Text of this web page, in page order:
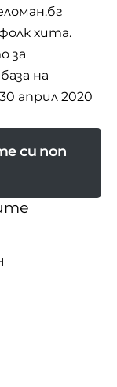
хита.
за
на
април 2020
си поп